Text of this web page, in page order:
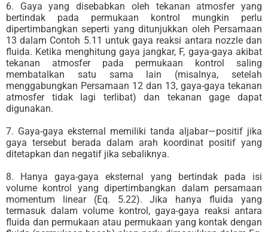
6. Gaya yang disebabkan oleh tekanan atmosfer yang
bertindak pada permukaan kontrol mungkin perlu
dipertimbangkan seperti yang ditunjukkan oleh Persamaan
13 dalam Contoh 5.11 untuk gaya reaksi antara nozzle dan
fluida. Ketika menghitung gaya jangkar, F, gaya-gaya akibat
tekanan atmosfer pada permukaan kontrol saling
membatalkan satu sama lain (misalnya, setelah
menggabungkan Persamaan 12 dan 13, gaya-gaya tekanan
atmosfer tidak lagi terlibat) dan tekanan gage dapat
digunakan.
7. Gaya-gaya eksternal memiliki tanda aljabar—positif jika
gaya tersebut berada dalam arah koordinat positif yang
ditetapkan dan negatif jika sebaliknya.
8. Hanya gaya-gaya eksternal yang bertindak pada isi
volume kontrol yang dipertimbangkan dalam persamaan
momentum linear (Eq. 5.22). Jika hanya fluida yang
termasuk dalam volume kontrol, gaya-gaya reaksi antara
fluida dan permukaan atau permukaan yang kontak dengan